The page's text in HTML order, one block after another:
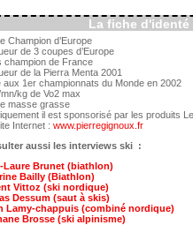
La fiche d'identé
Champion d’Europe
de 3 coupes d’Europe
champion de France
de la Pierra Menta 2001
aux 1er championnats du Monde en 2002
kg de Vo2 max
masse grasse
il est sponsorisé par les produits
Internet : www.pierregignoux.fr
aussi les interviews ski :
Laure Brunet (biathlon)
Bailly (Biathlon)
Vittoz (ski nordique)
Dessum (saut à skis)
Lamy-chappuis (combiné nordique)
Brosse (ski alpinisme)